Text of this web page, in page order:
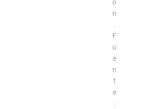
ó
n
.
F
u
e
n
t
e
: